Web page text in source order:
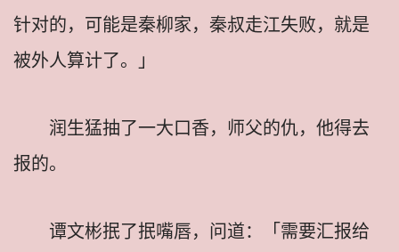
针对的，可能是秦柳家，秦叔走江失败，就是
被外人算计了。」
润生猛抽了一大口香，师父的仇，他得去
报的。
谭文彬抿了抿嘴唇，问道：「需要汇报给